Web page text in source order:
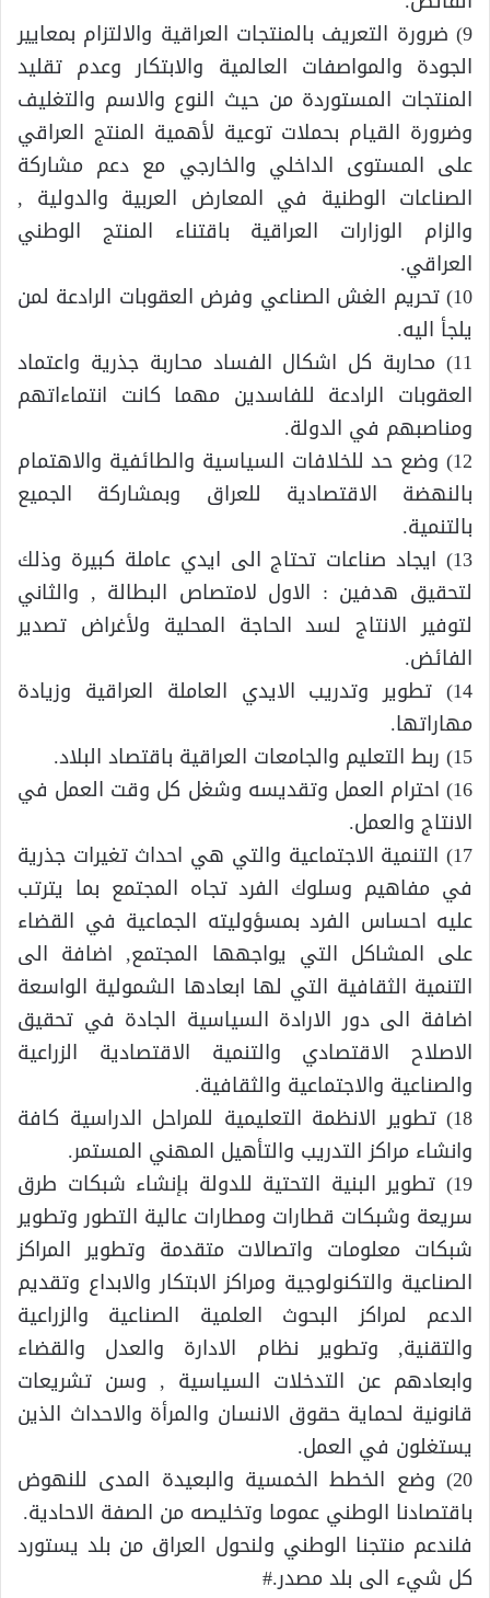
9) ضرورة التعريف بالمنتجات العراقية والالتزام بمعايير
الجودة والمواصفات العالمية والابتكار وعدم تقليد
المنتجات المستوردة من حيث النوع والاسم والتغليف
وضرورة القيام بحملات توعية لأهمية المنتج العراقي
على المستوى الداخلي والخارجي مع دعم مشاركة
الصناعات الوطنية في المعارض العربية والدولية ,
والزام الوزارات العراقية باقتناء المنتج الوطني
العراقي.
10) تحريم الغش الصناعي وفرض العقوبات الرادعة لمن
يلجأ اليه.
11) محاربة كل اشكال الفساد محاربة جذرية واعتماد
العقوبات الرادعة للفاسدين مهما كانت انتماءاتهم
ومناصبهم في الدولة.
12) وضع حد للخلافات السياسية والطائفية والاهتمام
بالنهضة الاقتصادية للعراق وبمشاركة الجميع
بالتنمية.
13) ايجاد صناعات تحتاج الى ايدي عاملة كبيرة وذلك
لتحقيق هدفين : الاول لامتصاص البطالة , والثاني
لتوفير الانتاج لسد الحاجة المحلية ولأغراض تصدير
الفائض.
14) تطوير وتدريب الايدي العاملة العراقية وزيادة
مهاراتها.
15) ربط التعليم والجامعات العراقية باقتصاد البلاد.
16) احترام العمل وتقديسه وشغل كل وقت العمل في
الانتاج والعمل.
17) التنمية الاجتماعية والتي هي احداث تغيرات جذرية
في مفاهيم وسلوك الفرد تجاه المجتمع بما يترتب
عليه احساس الفرد بمسؤوليته الجماعية في القضاء
على المشاكل التي يواجهها المجتمع, اضافة الى
التنمية الثقافية التي لها ابعادها الشمولية الواسعة
اضافة الى دور الارادة السياسية الجادة في تحقيق
الاصلاح الاقتصادي والتنمية الاقتصادية الزراعية
والصناعية والاجتماعية والثقافية.
18) تطوير الانظمة التعليمية للمراحل الدراسية كافة
وانشاء مراكز التدريب والتأهيل المهني المستمر.
19) تطوير البنية التحتية للدولة بإنشاء شبكات طرق
سريعة وشبكات قطارات ومطارات عالية التطور وتطوير
شبكات معلومات واتصالات متقدمة وتطوير المراكز
الصناعية والتكنولوجية ومراكز الابتكار والابداع وتقديم
الدعم لمراكز البحوث العلمية الصناعية والزراعية
والتقنية, وتطوير نظام الادارة والعدل والقضاء
وابعادهم عن التدخلات السياسية , وسن تشريعات
قانونية لحماية حقوق الانسان والمرأة والاحداث الذين
يستغلون في العمل.
20) وضع الخطط الخمسية والبعيدة المدى للنهوض
باقتصادنا الوطني عموما وتخليصه من الصفة الاحادية.
فلندعم منتجنا الوطني ولنحول العراق من بلد يستورد
كل شيء الى بلد مصدر.#